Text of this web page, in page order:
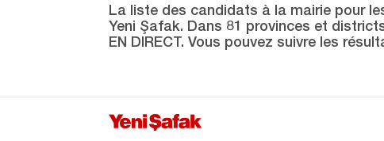
Malatya
Manisa
Mersin
Muğla
La liste des candidats à la mairie pour
Yeni Şafak. Dans 81 provinces et
EN DIRECT. Vous pouvez suivre les